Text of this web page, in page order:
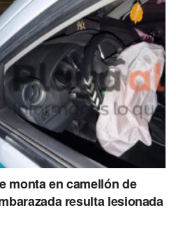
monta en camellón de
resulta lesionada